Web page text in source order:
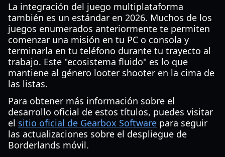
La integración del juego multiplataforma
también es un estándar en 2026. Muchos de los
juegos enumerados anteriormente te permiten
comenzar una misión en tu PC o consola y
terminarla en tu teléfono durante tu trayecto al
trabajo. Este "ecosistema fluido" es lo que
mantiene al género looter shooter en la cima de
las listas.
Para obtener más información sobre el
desarrollo oficial de estos títulos, puedes visitar
el sitio oficial de Gearbox Software para seguir
las actualizaciones sobre el despliegue de
Borderlands móvil.